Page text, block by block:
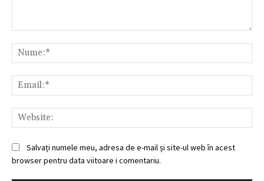
Salvați numele meu, adresa de e-mail și site-ul web în acest
browser pentru data viitoare i comentariu.